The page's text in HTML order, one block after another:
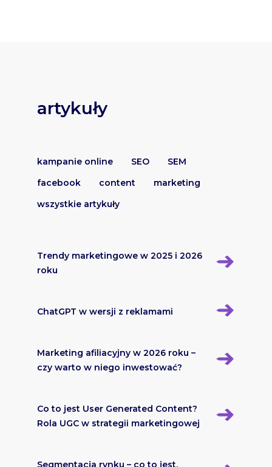
artykuły
kampanie online SEO
SEM
facebook
content
marketing
wszystkie artykuły
Trendy marketingowe w 2025 i 2026
roku
ChatGPT w wersji z reklamami
Marketing afiliacyjny w 2026 roku –
czy warto w niego inwestować?
Co to jest User Generated Content?
Rola UGC w strategii marketingowej
Segmentacja rynku – co to jest,